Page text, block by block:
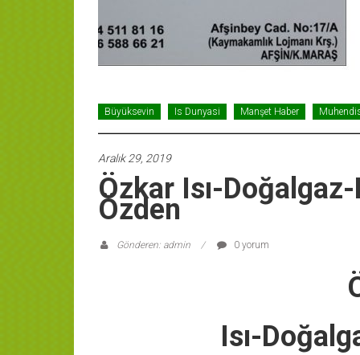
Büyüksevin Is Dunyasi Manşet Haber
Aralık 29, 2019
Özkar Isı-
Özden
Gönderen: admin 0 yorum
Isı-